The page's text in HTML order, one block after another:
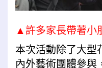
▲許多家長帶著小
本次活動除了大型
內外藝術團體參與